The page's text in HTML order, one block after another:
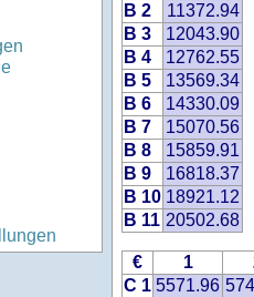
B 2
11372.94
B 3
12043.90
B 4
12762.55
B 5
13569.34
B 6
14330.09
B 7
15070.56
B 8
15859.91
B 9
16818.37
B 10 18921.12
B 11 20502.68
€ 1
C 1 5571.96